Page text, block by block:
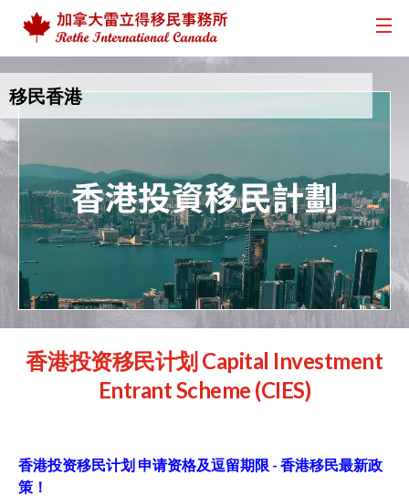
移民香港
香港投资移民计划 Capital Investment
Entrant Scheme (CIES)
香港投资移民计划 申请资格及逗留期限 - 香港移民最新政
策！